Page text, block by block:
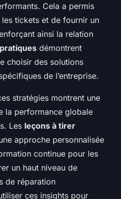
Cela a permis
tickets et de fournir un
ainsi la relation
démontrent
choisir des solutions
de l’entreprise.
stratégies montrent une
la performance globale
Les leçons à tirer
approche personnalisée
continue pour les
un haut niveau de
de réparation
ces insights pour